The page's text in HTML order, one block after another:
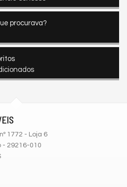
procurava?
1772 - Loja 6
- 29216-010